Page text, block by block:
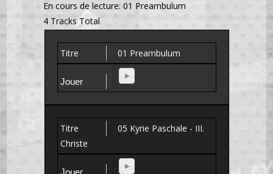
En cours de lecture:01 Preambulum
4 Tracks Total
01 Preambulum
05 Kyrie Paschale - III.
Christe